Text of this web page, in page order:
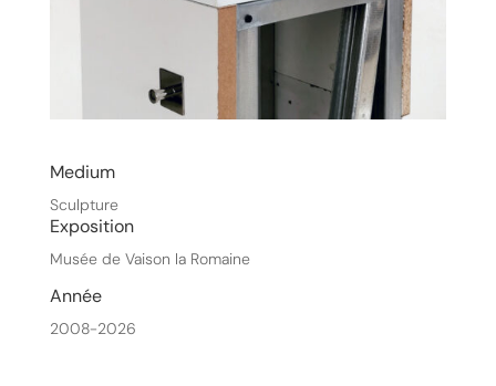
Medium
Sculpture
Exposition
Musée de Vaison la Romaine
Année
2008-2026